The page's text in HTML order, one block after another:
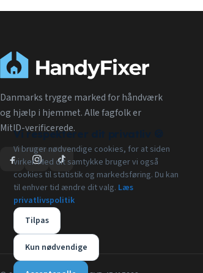
Danmarks trygge marked for håndværk
og hjælp i hjemmet. Alle fagfolk er
MitID-verificerede.
Vi respekterer dit privatliv 🍪
Vi bruger nødvendige cookies, for at siden
virker. Med dit samtykke bruger vi også
cookies til statistik og markedsføring. Du kan
til enhver tid ændre dit valg. Læs
privatlivspolitik
Tilpas
Kun nødvendige